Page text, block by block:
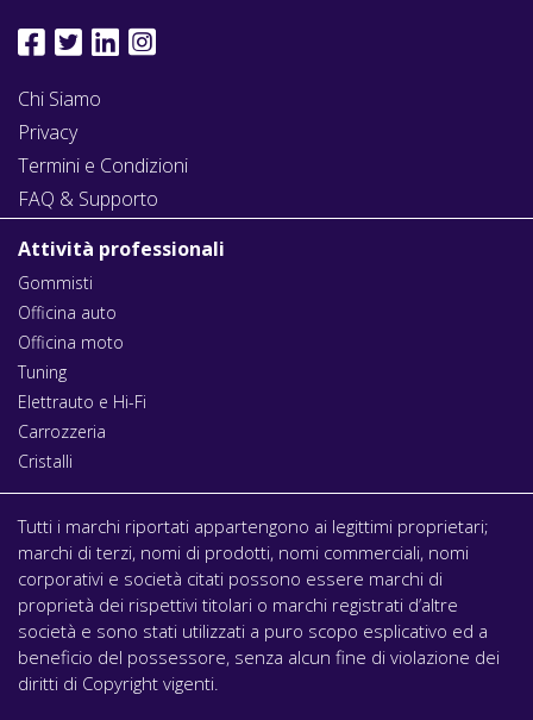
Chi Siamo
Privacy
Termini e Condizioni
FAQ & Supporto
Attività professionali
Gommisti
Officina auto
Officina moto
Tuning
Elettrauto e Hi-Fi
Carrozzeria
Cristalli
Tutti i marchi riportati appartengono ai legittimi proprietari;
marchi di terzi, nomi di prodotti, nomi commerciali, nomi
corporativi e società citati possono essere marchi di
proprietà dei rispettivi titolari o marchi registrati d’altre
società e sono stati utilizzati a puro scopo esplicativo ed a
beneficio del possessore, senza alcun fine di violazione dei
diritti di Copyright vigenti.